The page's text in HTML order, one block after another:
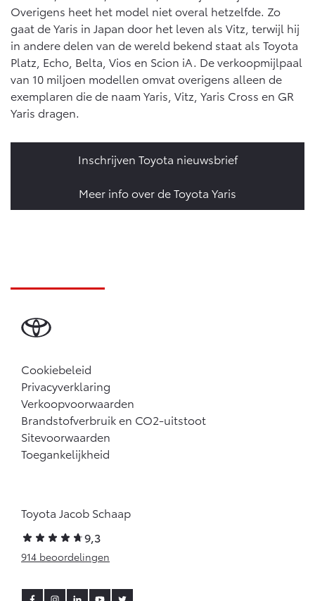
Overigens heet het model niet overal hetzelfde. Zo
gaat de Yaris in Japan door het leven als Vitz, terwijl hij
in andere delen van de wereld bekend staat als Toyota
Platz, Echo, Belta, Vios en Scion iA. De verkoopmijlpaal
van 10 miljoen modellen omvat overigens alleen de
exemplaren die de naam Yaris, Vitz, Yaris Cross en GR
Yaris dragen.
Inschrijven Toyota nieuwsbrief
Meer info over de Toyota Yaris
Cookiebeleid
Privacyverklaring
Verkoopvoorwaarden
Brandstofverbruik en CO2-uitstoot
Sitevoorwaarden
Toegankelijkheid
Toyota Jacob Schaap
9,3
914 beoordelingen